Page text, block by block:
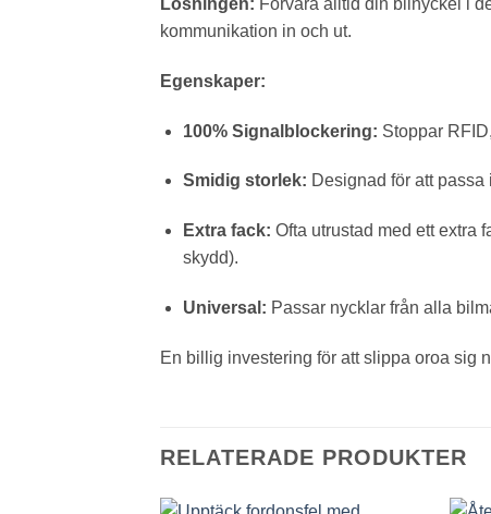
Lösningen: Förvara alltid din bilnyckel i
kommunikation in och ut.
Egenskaper:
100% Signalblockering: Stoppar
Smidig storlek: Designad för att
Extra fack: Ofta utrustad med ett extra
skydd).
Universal: Passar nycklar från alla
En billig investering för att slippa oroa sig
RELATERADE PRODUKTER